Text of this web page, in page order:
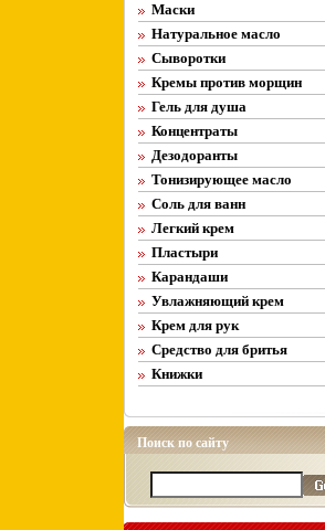
Маски
Натуральное масло
Сыворотки
Кремы против морщин
Гель для душа
Концентраты
Дезодоранты
Тонизирующее масло
Соль для ванн
Легкий крем
Пластыри
Карандаши
Увлажняющий крем
Крем для рук
Средство для бритья
Книжки
Поиск по сайту